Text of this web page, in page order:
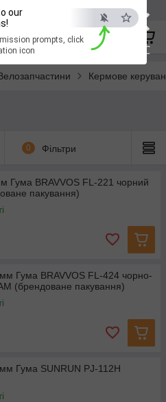
×
ESC
our
prompts, click
icon
Кермове
0 Фільтри
Гума BRAVVOS FL-221 чорний
пакування)
Гума BRAVVOS FL-424 чорно-
(брендоване пакування)
Гума SUNRUN PJ-112H